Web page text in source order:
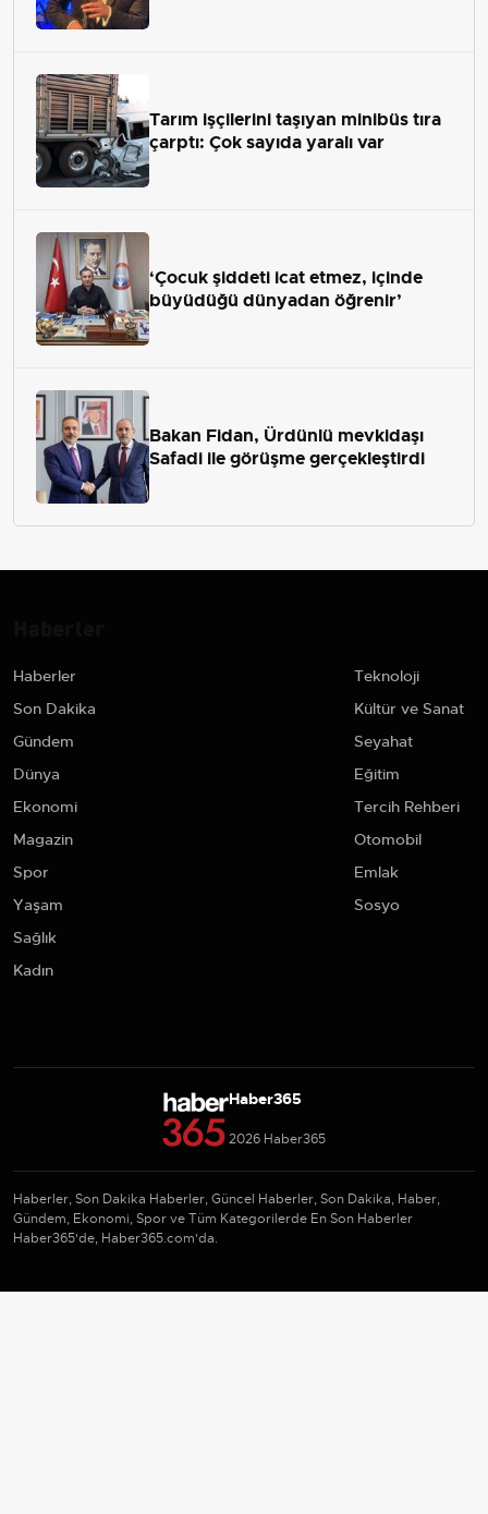
Tarım işçilerini taşıyan minibüs tıra
çarptı: Çok sayıda yaralı var
‘Çocuk şiddeti icat etmez, içinde
büyüdüğü dünyadan öğrenir’
Bakan Fidan, Ürdünlü mevkidaşı
Safadi ile görüşme gerçekleştirdi
Haberler
Son Dakika
Gündem
Dünya
Ekonomi
Magazin
Spor
Yaşam
Sağlık
Kadın
Teknoloji
Kültür ve Sanat
Seyahat
Eğitim
Tercih Rehberi
Otomobil
Emlak
Sosyo
Haber365
2026 Haber365
Haberler, Son Dakika Haberler, Güncel Haberler, Son Dakika, Haber,
Gündem, Ekonomi, Spor ve Tüm Kategorilerde En Son Haberler
Haber365'de, Haber365.com'da.